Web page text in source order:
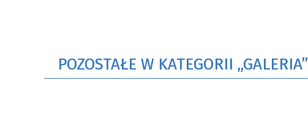
POZOSTAŁE W KATEGORII „GALERIA”